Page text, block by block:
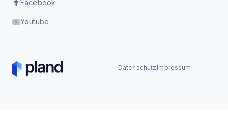
Facebook
Youtube
Datenschutz Impressum